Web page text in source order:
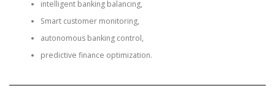
intelligent banking balancing,
Smart customer monitoring,
autonomous banking control,
predictive finance optimization.